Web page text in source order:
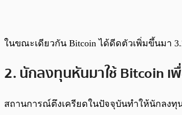
ในขณะเดียวกัน Bitcoin ได้ดีดตัวเพิ่มขึ้นมา
2. นักลงทุนหันมาใช้ Bitcoin เ
สถานการณ์ตึงเครียดในปัจจุบันทำให้นักลงทุ